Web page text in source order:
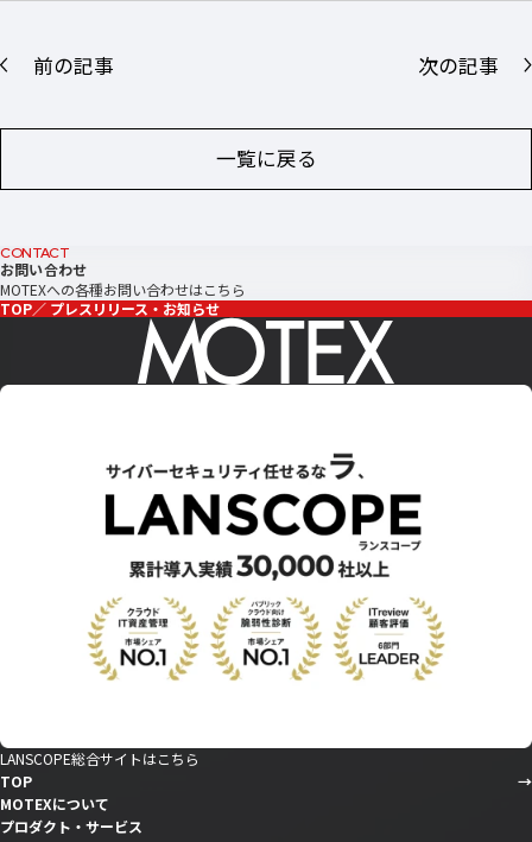
前の記事
一覧に戻る
次の記事
CONTACT
お問い合わせ
MOTEXへの各種お問い合わせはこちら
TOP
プレスリリース・お知らせ
LANSCOPE総合サイトはこちら
TOP
MOTEXについて
プロダクト・サービス